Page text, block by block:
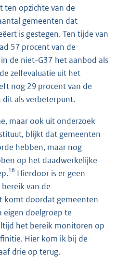
ten opzichte van de
gemeenten dat
is gestegen. Ten tijde van
57 procent van de
de niet-G37 het aanbod als
zelfevaluatie uit het
nog 29 procent van de
als verbeterpunt.
maar ook uit onderzoek
blijkt dat gemeenten
hebben, maar nog
op het daadwerkelijke
16 Hierdoor is er geen
van de
komt doordat gemeenten
eigen doelgroep te
het bereik monitoren op
Hier kom ik bij de
drie op terug.